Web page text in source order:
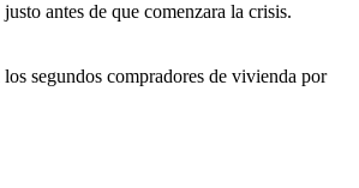
antes de que comenzara la crisis.
segundos compradores de vivienda por